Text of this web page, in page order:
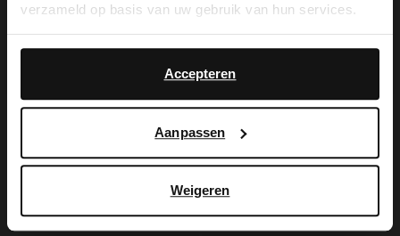
verzameld op basis van uw gebruik van hun services.
Accepteren
Aanpassen
Weigeren
Manfield
Manfield
Set van 3 paar antraciet bamboe sokken
10.99
English